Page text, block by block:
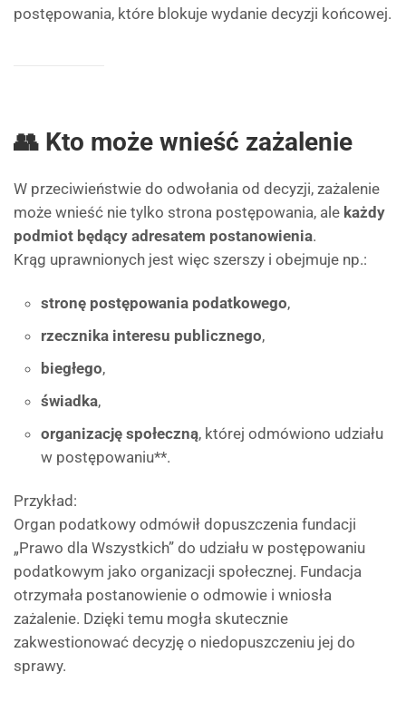
postępowania, które blokuje wydanie decyzji końcowej.
👥 Kto może wnieść zażalenie
W przeciwieństwie do odwołania od decyzji, zażalenie
może wnieść nie tylko strona postępowania, ale każdy
podmiot będący adresatem postanowienia.
Krąg uprawnionych jest więc szerszy i obejmuje np.:
stronę postępowania podatkowego,
rzecznika interesu publicznego,
biegłego,
świadka,
organizację społeczną, której odmówiono udziału
w postępowaniu**.
Przykład:
Organ podatkowy odmówił dopuszczenia fundacji
„Prawo dla Wszystkich” do udziału w postępowaniu
podatkowym jako organizacji społecznej. Fundacja
otrzymała postanowienie o odmowie i wniosła
zażalenie. Dzięki temu mogła skutecznie
zakwestionować decyzję o niedopuszczeniu jej do
sprawy.